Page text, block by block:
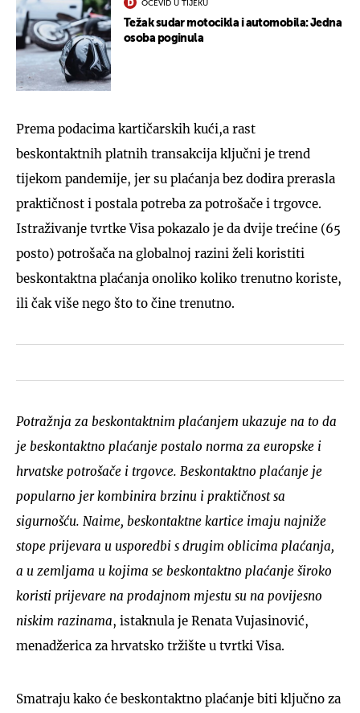
OČEVID U TIJEKU
Težak sudar motocikla i automobila: Jedna
osoba poginula
Prema podacima kartičarskih kući,a rast
beskontaktnih platnih transakcija ključni je trend
tijekom pandemije, jer su plaćanja bez dodira prerasla
praktičnost i postala potreba za potrošače i trgovce.
Istraživanje tvrtke Visa pokazalo je da dvije trećine (65
posto) potrošača na globalnoj razini želi koristiti
beskontaktna plaćanja onoliko koliko trenutno koriste,
ili čak više nego što to čine trenutno.
Potražnja za beskontaktnim plaćanjem ukazuje na to da
je beskontaktno plaćanje postalo norma za europske i
hrvatske potrošače i trgovce. Beskontaktno plaćanje je
popularno jer kombinira brzinu i praktičnost sa
sigurnošću. Naime, beskontaktne kartice imaju najniže
stope prijevara u usporedbi s drugim oblicima plaćanja,
a u zemljama u kojima se beskontaktno plaćanje široko
koristi prijevare na prodajnom mjestu su na povijesno
niskim razinama, istaknula je Renata Vujasinović,
menadžerica za hrvatsko tržište u tvrtki Visa.
Smatraju kako će beskontaktno plaćanje biti ključno za